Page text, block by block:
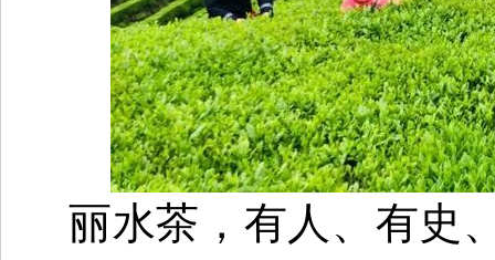
丽水茶，有人、有史